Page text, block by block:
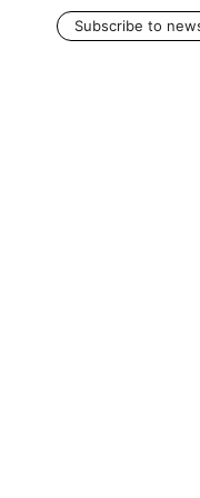
Subscribe to